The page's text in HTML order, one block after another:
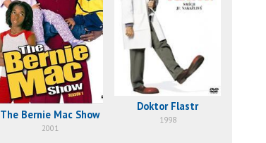
The Bernie Mac Show
2001
Doktor Flastr
1998